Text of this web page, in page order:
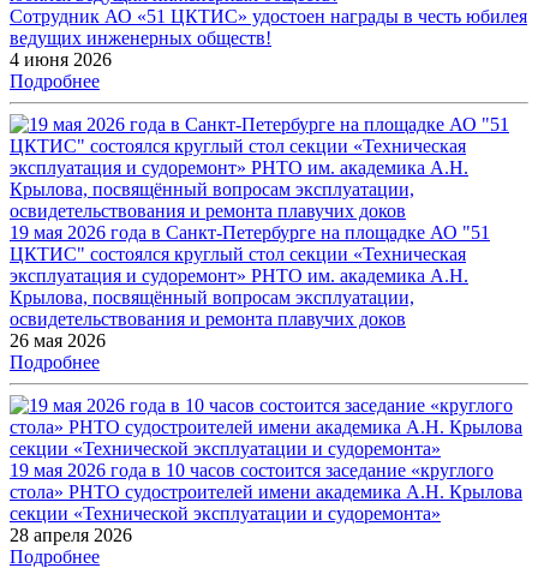
Сотрудник АО «51 ЦКТИС» удостоен награды в честь юбилея
ведущих инженерных обществ!
4 июня 2026
Подробнее
19 мая 2026 года в Санкт-Петербурге на площадке АО "51
ЦКТИС" состоялся круглый стол секции «Техническая
эксплуатация и судоремонт» РНТО им. академика А.Н.
Крылова, посвящённый вопросам эксплуатации,
освидетельствования и ремонта плавучих доков
26 мая 2026
Подробнее
19 мая 2026 года в 10 часов состоится заседание «круглого
стола» РНТО судостроителей имени академика А.Н. Крылова
секции «Технической эксплуатации и судоремонта»
28 апреля 2026
Подробнее